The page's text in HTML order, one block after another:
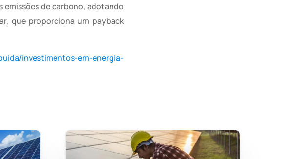
emissões de carbono, adotando
que proporciona um payback
investimentos-em-energia-